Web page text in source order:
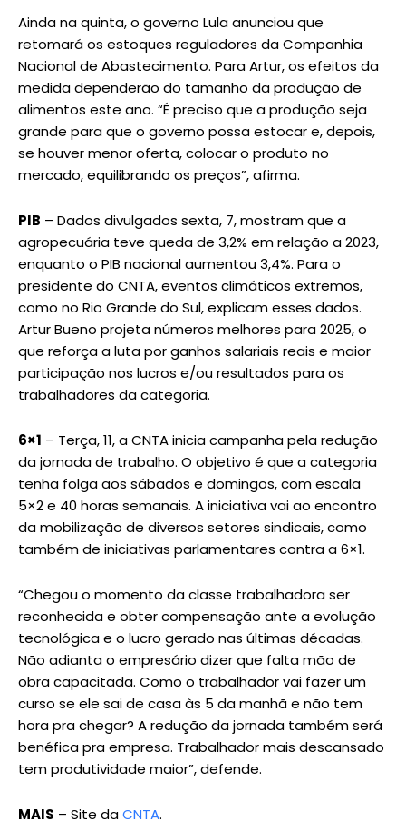
Ainda na quinta, o governo Lula anunciou que
retomará os estoques reguladores da Companhia
Nacional de Abastecimento. Para Artur, os efeitos da
medida dependerão do tamanho da produção de
alimentos este ano. “É preciso que a produção seja
grande para que o governo possa estocar e, depois,
se houver menor oferta, colocar o produto no
mercado, equilibrando os preços”, afirma.
PIB – Dados divulgados sexta, 7, mostram que a
agropecuária teve queda de 3,2% em relação a 2023,
enquanto o PIB nacional aumentou 3,4%. Para o
presidente do CNTA, eventos climáticos extremos,
como no Rio Grande do Sul, explicam esses dados.
Artur Bueno projeta números melhores para 2025, o
que reforça a luta por ganhos salariais reais e maior
participação nos lucros e/ou resultados para os
trabalhadores da categoria.
6×1 – Terça, 11, a CNTA inicia campanha pela redução
da jornada de trabalho. O objetivo é que a categoria
tenha folga aos sábados e domingos, com escala
5×2 e 40 horas semanais. A iniciativa vai ao encontro
da mobilização de diversos setores sindicais, como
também de iniciativas parlamentares contra a 6×1.
“Chegou o momento da classe trabalhadora ser
reconhecida e obter compensação ante a evolução
tecnológica e o lucro gerado nas últimas décadas.
Não adianta o empresário dizer que falta mão de
obra capacitada. Como o trabalhador vai fazer um
curso se ele sai de casa às 5 da manhã e não tem
hora pra chegar? A redução da jornada também será
benéfica pra empresa. Trabalhador mais descansado
tem produtividade maior”, defende.
MAIS – Site daCNTA.